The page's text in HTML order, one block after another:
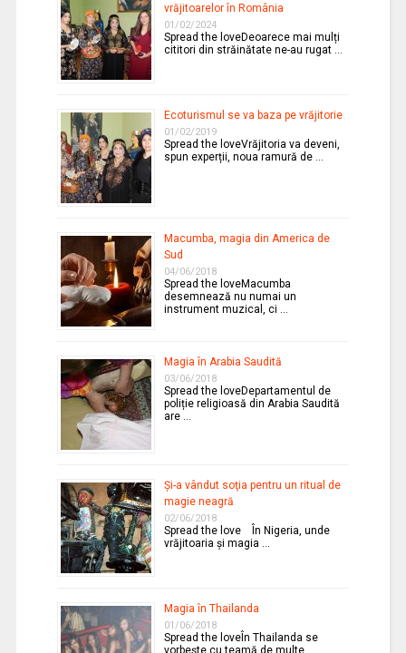
vrăjitoarelor în România
01/02/2024
Spread the loveDeoarece mai mulți
cititori din străinătate ne-au rugat …
Ecoturismul se va baza pe vrăjitorie
01/02/2019
Spread the loveVrăjitoria va deveni,
spun experții, noua ramură de …
Macumba, magia din America de
Sud
04/06/2018
Spread the loveMacumba
desemnează nu numai un
instrument muzical, ci …
Magia în Arabia Saudită
03/06/2018
Spread the loveDepartamentul de
poliție religioasă din Arabia Saudită
are …
Şi-a vândut soţia pentru un ritual de
magie neagră
02/06/2018
Spread the love În Nigeria, unde
vrăjitoaria şi magia …
Magia în Thailanda
01/06/2018
Spread the loveÎn Thailanda se
vorbeşte cu teamă de multe …